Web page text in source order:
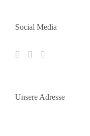
Social Media
Unsere Adresse